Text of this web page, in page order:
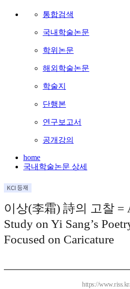
통합검색
국내학술논문
학위논문
해외학술논문
학술지
단행본
연구보고서
공개강의
home
국내학술논문 상세
이상(李霜) 詩의 고찰 =
Study on Yi Sang’s
Focused on Caricature
https://